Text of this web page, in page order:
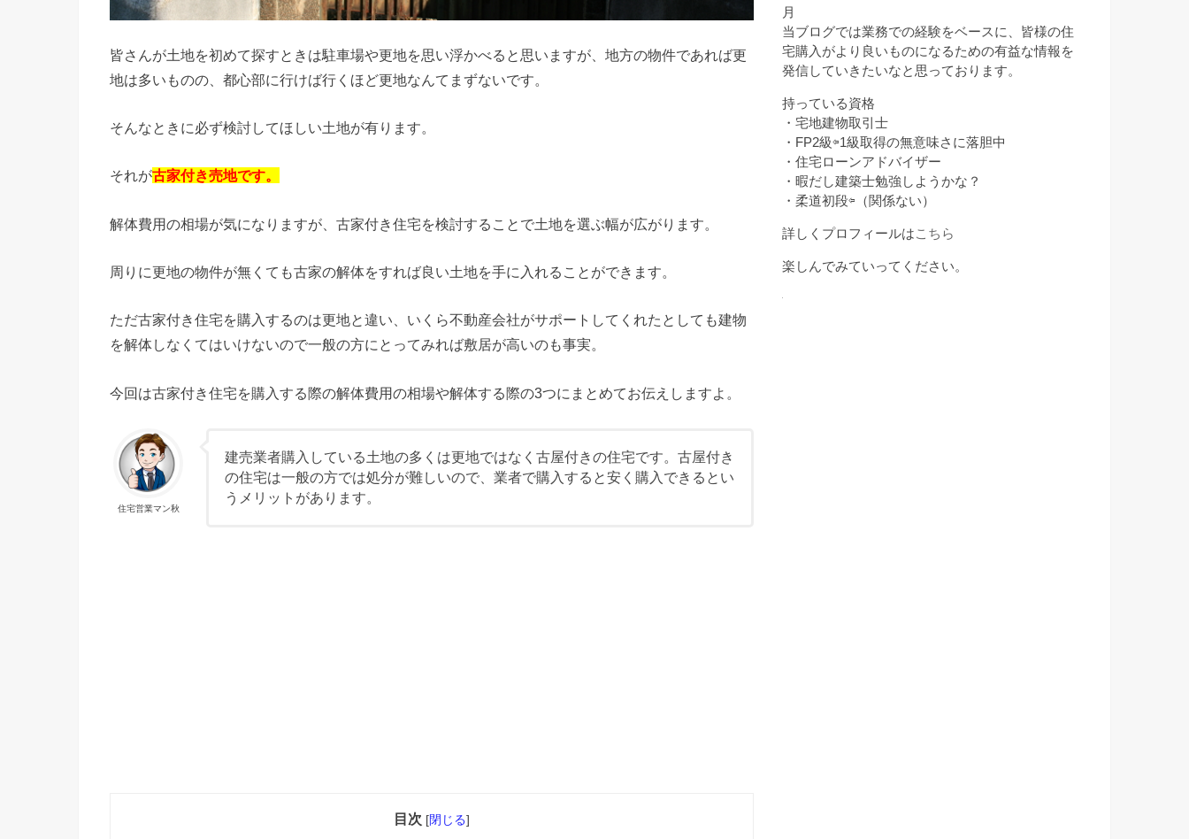
皆さんが土地を初めて探すときは駐車場や更地を思い浮かべると思いますが、地方の物件であれば更
地は多いものの、都心部に行けば行くほど更地なんてまずないです。
そんなときに必ず検討してほしい土地が有ります。
それが古家付き売地です。
解体費用の相場が気になりますが、古家付き住宅を検討することで土地を選ぶ幅が広がります。
周りに更地の物件が無くても古家の解体をすれば良い土地を手に入れることができます。
ただ古家付き住宅を購入するのは更地と違い、いくら不動産会社がサポートしてくれたとしても建物
を解体しなくてはいけないので一般の方にとってみれば敷居が高いのも事実。
今回は古家付き住宅を購入する際の解体費用の相場や解体する際の3つにまとめてお伝えしますよ。
住宅営業マン秋
建売業者購入している土地の多くは更地ではなく古屋付きの住宅です。古屋付き
の住宅は一般の方では処分が難しいので、業者で購入すると安く購入できるとい
うメリットがあります。
目次 [閉じる]
月
当ブログでは業務での経験をベースに、皆様の住
宅購入がより良いものになるための有益な情報を
発信していきたいなと思っております。
持っている資格
・宅地建物取引士
・FP2級⇦1級取得の無意味さに落胆中
・住宅ローンアドバイザー
・暇だし建築士勉強しようかな？
・柔道初段⇦（関係ない）
詳しくプロフィールはこちら
楽しんでみていってください。